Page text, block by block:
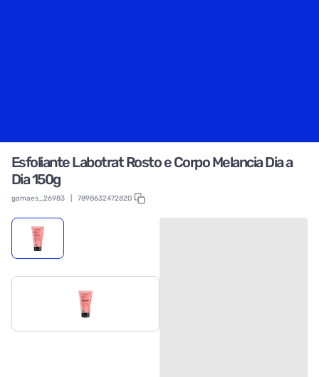
Esfoliante Labotrat Rosto e Corpo Melancia Dia a
Dia 150g
gamaes_26983 7898632472820